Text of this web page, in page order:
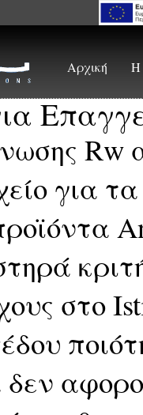
Αρχική Η
Rw
για
στο